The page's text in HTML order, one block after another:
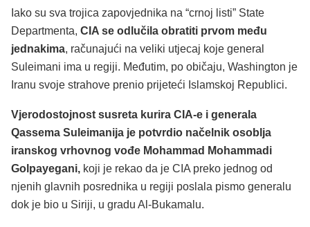
Iako su sva trojica zapovjednika na “crnoj listi” State
Departmenta, CIA se odlučila obratiti prvom među
jednakima, računajući na veliki utjecaj koje general
Suleimani ima u regiji. Međutim, po običaju, Washington je
Iranu svoje strahove prenio prijeteći Islamskoj Republici.
Vjerodostojnost susreta kurira CIA-e i generala
Qassema Suleimanija je potvrdio načelnik osoblja
iranskog vrhovnog vođe Mohammad Mohammadi
Golpayegani, koji je rekao da je CIA preko jednog od
njenih glavnih posrednika u regiji poslala pismo generalu
dok je bio u Siriji, u gradu Al-Bukamalu.